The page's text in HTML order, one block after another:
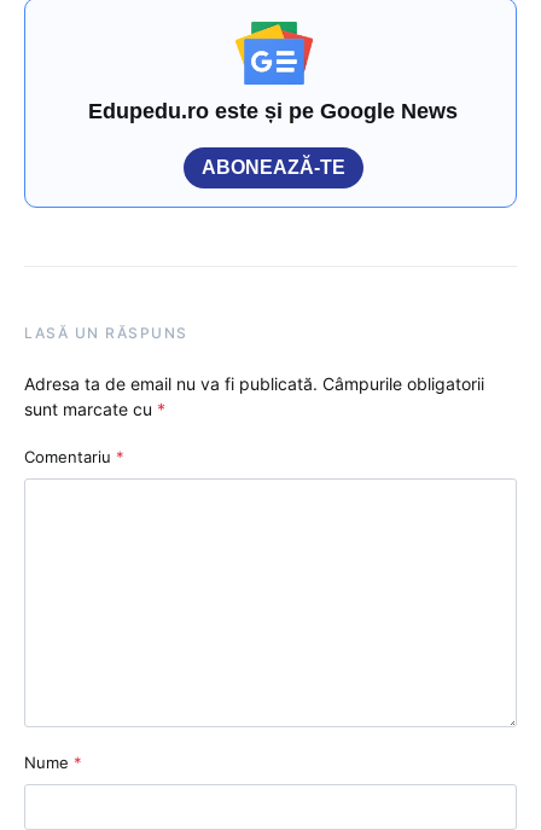
Edupedu.ro este și pe Google News
ABONEAZĂ-TE
LASĂ UN RĂSPUNS
Adresa ta de email nu va fi publicată. Câmpurile obligatorii
sunt marcate cu *
Comentariu *
Nume *